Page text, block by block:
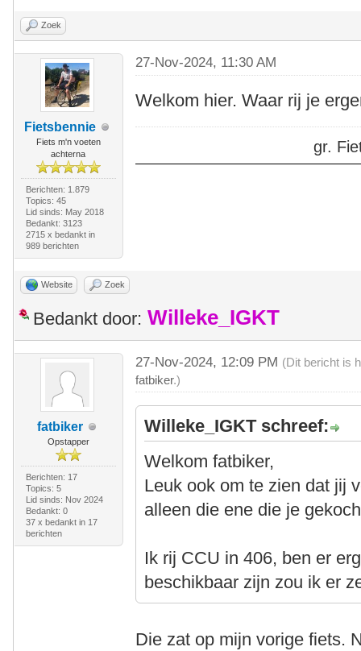
Zoek
Fietsbennie
Fiets m'n voeten
achterna
Berichten: 1.879
Topics: 45
Lid sinds: May 2018
Bedankt: 3123
2715 x bedankt in
989 berichten
27-Nov-2024, 11:30 AM
Welkom hier. Waar rij je
gr.
Website Zoek
Bedankt door: Willeke_IGKT
fatbiker
Opstapper
Berichten: 17
Topics: 5
Lid sinds: Nov 2024
Bedankt: 0
37 x bedankt in 17
berichten
27-Nov-2024, 12:09 PM (Dit bericht is
fatbiker.)
Willeke_IGKT schreef:
Welkom fatbiker,
Leuk ook om te zien dat jij
alleen die ene die je
Ik rij CCU in 406, ben er
beschikbaar zijn zou ik er
Die zat op mijn vorige fiets.